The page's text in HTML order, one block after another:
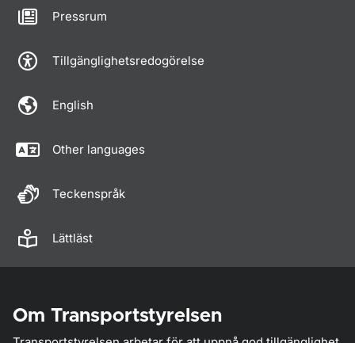
Pressrum
Tillgänglighetsredogörelse
English
Other languages
Teckenspråk
Lättläst
Om Transportstyrelsen